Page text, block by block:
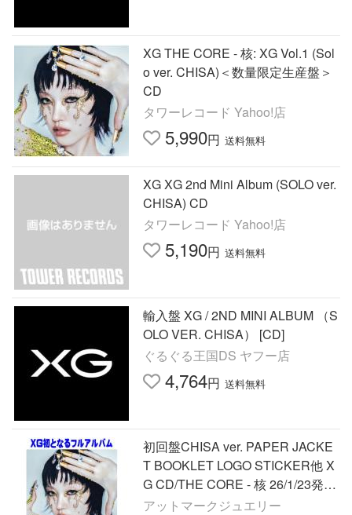
XG THE CORE - 核: XG Vol.1 (Sol
o ver. CHISA)＜数量限定生産盤＞
CD
タワーレコード Yahoo!店
5,990円 送料無料
XG XG 2nd Mini Album (SOLO ver.
CHISA) CD
タワーレコード Yahoo!店
5,190円 送料無料
輸入盤 XG / 2ND MINI ALBUM （S
OLO VER. CHISA） [CD]
ぐるぐる王国DS ヤフー店
4,764円 送料無料
初回盤CHISA ver. PAPER JACKE
T BOOKLET LOGO STICKER他 X
G CD/THE CORE - 核 26/1/23発売
＄＃
アットマークジュエリー